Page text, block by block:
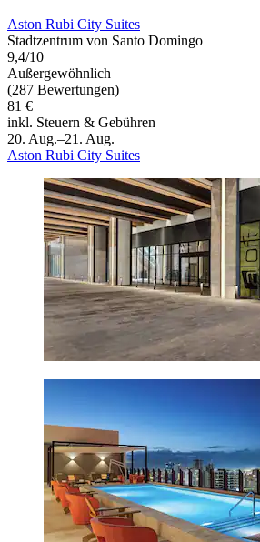
Aston Rubi City Suites
Stadtzentrum von Santo Domingo
9,4/10
Außergewöhnlich
(287 Bewertungen)
81 €
inkl. Steuern & Gebühren
20. Aug.–21. Aug.
Aston Rubi City Suites